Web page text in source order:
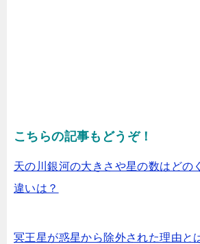
こちらの記事もどうぞ！
天の川銀河の大きさや星の数はどの
違いは？
冥王星が惑星から除外された理由と